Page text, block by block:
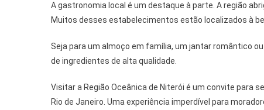
A gastronomia local é um destaque à parte. A região
Muitos desses estabelecimentos estão localizados à
Seja para um almoço em família, um jantar romântico
de ingredientes de alta qualidade.
Visitar a Região Oceânica de Niterói é um convite para
Rio de Janeiro. Uma experiência imperdível para